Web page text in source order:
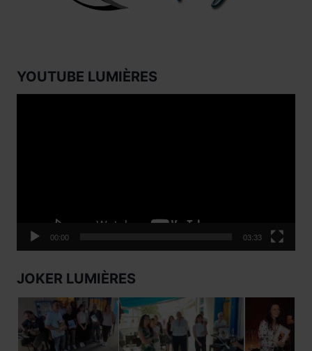
YOUTUBE LUMIÈRES
00:00 03:33
JOKER LUMIÈRES